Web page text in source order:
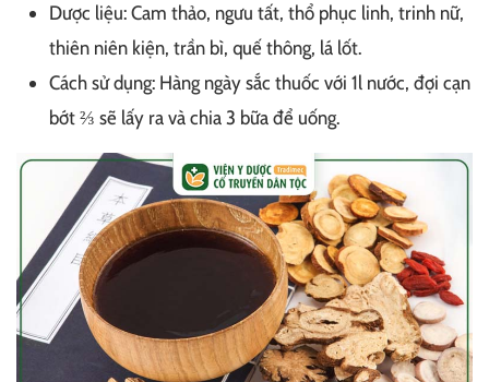
Dược liệu: Cam thảo, ngưu tất, thổ phục linh, trinh nữ,
thiên niên kiện, trần bì, quế thông, lá lốt.
Cách sử dụng: Hàng ngày sắc thuốc với 1l nước, đợi cạn
bớt ⅔ sẽ lấy ra và chia 3 bữa để uống.